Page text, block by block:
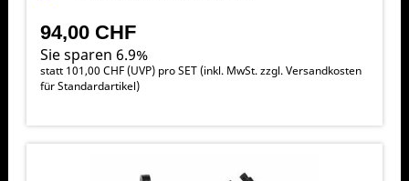
94,00 CHF
Sie sparen 6.9%
statt 101,00 CHF(UVP) pro SET (inkl. MwSt. zzgl.Versandkosten
für Standardartikel)